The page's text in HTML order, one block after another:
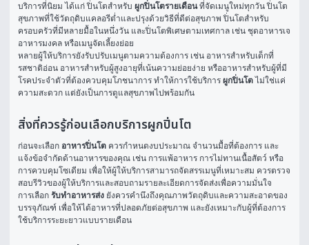
บริการที่นิยม ได้แก่ ปิ่นโตสำหรับ ผูกปิ่นโตรายเดือน ที่จัดเมนูใหม่ทุกวัน ปิ่นโต
สุขภาพที่ใช้วัตถุดิบแคลอรีต่ำและปรุงด้วยวิธีที่ดีต่อสุขภาพ ปิ่นโตสำหรับ
ครอบครัวที่มีหลายมื้อในหนึ่งวัน และปิ่นโตพิเศษตามเทศกาล เช่น ชุดอาหารเจ
อาหารมงคล หรือเมนูจัดเลี้ยงย่อย
หลายผู้ให้บริการยังรับปรับเมนูตามความต้องการ เช่น อาหารสำหรับเด็กที่
รสชาติอ่อน อาหารสำหรับผู้สูงอายุที่เน้นความย่อยง่าย หรืออาหารสำหรับผู้ที่มี
โรคประจำตัวที่ต้องควบคุมโภชนาการ ทำให้การใช้บริการ ผูกปิ่นโต ไม่ใช่แค่
ความสะดวก แต่ยังเป็นการดูแลสุขภาพไปพร้อมกัน
สิ่งที่ควรรู้ก่อนเลือกบริการผูกปิ่นโต
ก่อนจะเลือก อาหารปิ่นโต ควรกำหนดงบประมาณ จำนวนมื้อที่ต้องการ และ
แจ้งข้อจำกัดด้านอาหารของคุณ เช่น การแพ้อาหาร การไม่ทานเนื้อสัตว์ หรือ
การควบคุมโซเดียม เพื่อให้ผู้ให้บริการสามารถจัดสรรเมนูที่เหมาะสม ควรตรวจ
สอบรีวิวของผู้ให้บริการและสอบถามรายละเอียดการจัดส่งเพื่อความมั่นใจ
การเลือก รับทำอาหารส่ง ยังควรคำนึงถึงคุณภาพวัตถุดิบและความสะอาดของ
บรรจุภัณฑ์ เพื่อให้ได้อาหารที่ปลอดภัยต่อสุขภาพ และยังเหมาะกับผู้ที่ต้องการ
ใช้บริการระยะยาวแบบรายเดือน